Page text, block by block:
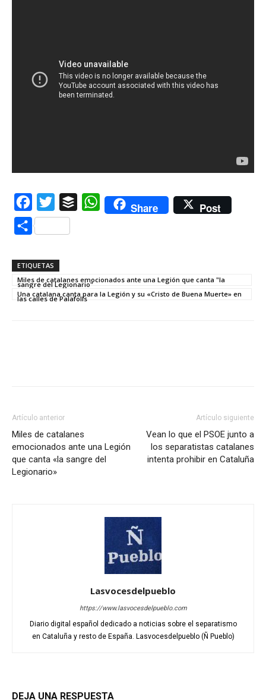
Facebook
Twitter Buffer WhatsAppShare Post
Compartir
ETIQUETAS
Miles de catalanes emocionados ante una Legión que canta "la
sangre del Legionario"
Una catalana canta para la Legión y su «Cristo de Buena Muerte» en
las calles de Palafolls
Artículo anterior
Miles de catalanes
emocionados ante una Legión
que canta «la sangre del
Legionario»
Artículo siguiente
Vean lo que el PSOE junto a
los separatistas catalanes
intenta prohibir en Cataluña
Lasvocesdelpueblo
https://www.lasvocesdelpueblo.com
Diario digital español dedicado a noticias sobre el separatismo
en Cataluña y resto de España. Lasvocesdelpueblo (Ñ Pueblo)
DEJA UNA RESPUESTA